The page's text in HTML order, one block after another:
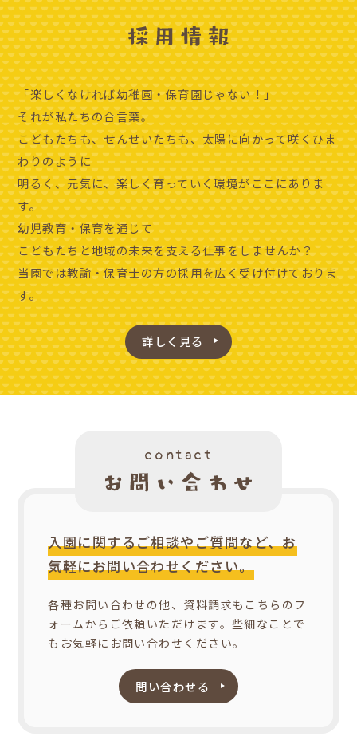
「楽しくなければ幼稚園・保育園じゃない！」
それが私たちの合言葉。
こどもたちも、せんせいたちも、太陽に向かって咲くひま
わりのように
明るく、元気に、楽しく育っていく環境がここにありま
す。
幼児教育・保育を通じて
こどもたちと地域の未来を支える仕事をしませんか？
当園では教諭・保育士の方の採用を広く受け付けておりま
す。
詳しく見る
contact
入園に関するご相談やご質問など、お
気軽にお問い合わせください。
各種お問い合わせの他、資料請求もこちらのフ
ォームからご依頼いただけます。些細なことで
もお気軽にお問い合わせください。
問い合わせる